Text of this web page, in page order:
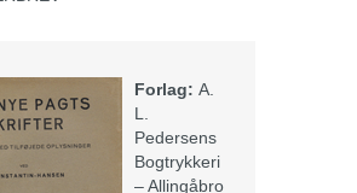
Forlag: A.
L.
Pedersens
Bogtrykkeri
– Allingåbro